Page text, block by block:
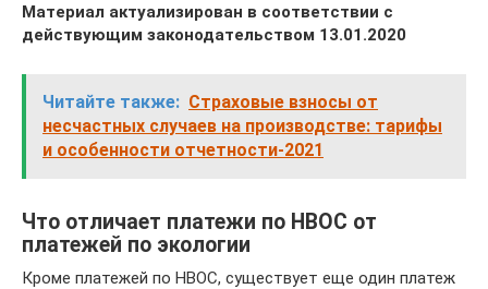
Материал актуализирован в соответствии с
действующим законодательством 13.01.2020
Читайте также: Страховые взносы от
несчастных случаев на производстве: тарифы
и особенности отчетности-2021
Что отличает платежи по НВОС от
платежей по экологии
Кроме платежей по НВОС, существует еще один платеж